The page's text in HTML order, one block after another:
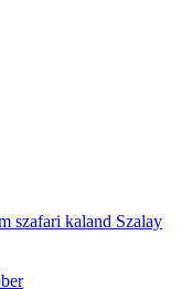
szafari kaland Szalay